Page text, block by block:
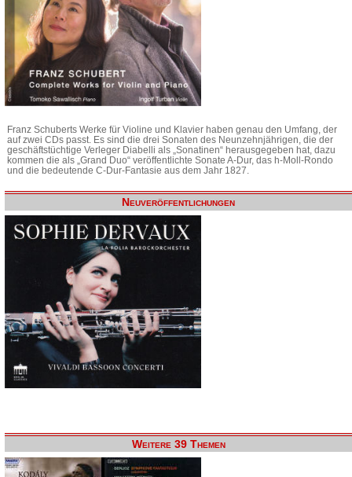
Franz Schuberts Werke für Violine und Klavier haben genau den Umfang, der
auf zwei CDs passt. Es sind die drei Sonaten des Neunzehnjährigen, die der
geschäftstüchtige Verleger Diabelli als „Sonatinen“ herausgegeben hat, dazu
kommen die als „Grand Duo“ veröffentlichte Sonate A-Dur, das h-Moll-Rondo
und die bedeutende C-Dur-Fantasie aus dem Jahr 1827.
Neuveröffentlichungen
Weitere 39 Themen